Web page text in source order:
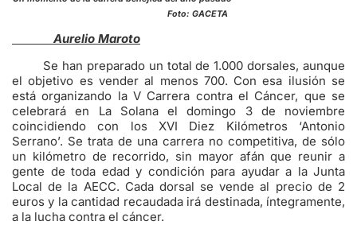
Foto: GACETA
Aurelio Maroto
Se han preparado un total de 1.000 dorsales, aunque
el objetivo es vender al menos 700. Con esa ilusión se
está organizando la V Carrera contra el Cáncer, que se
celebrará en La Solana el domingo 3 de noviembre
coincidiendo con los XVI Diez Kilómetros ‘Antonio
Serrano’. Se trata de una carrera no competitiva, de sólo
un kilómetro de recorrido, sin mayor afán que reunir a
gente de toda edad y condición para ayudar a la Junta
Local de la AECC. Cada dorsal se vende al precio de 2
euros y la cantidad recaudada irá destinada, íntegramente,
a la lucha contra el cáncer.